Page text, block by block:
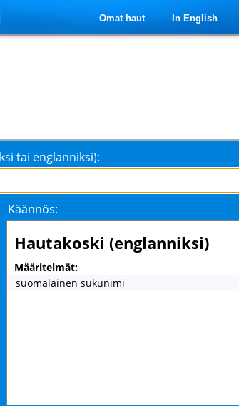
Omat haut In English
tai englanniksi):
Käännös:
Hautakoski (englanniksi)
Määritelmät:
suomalainen sukunimi